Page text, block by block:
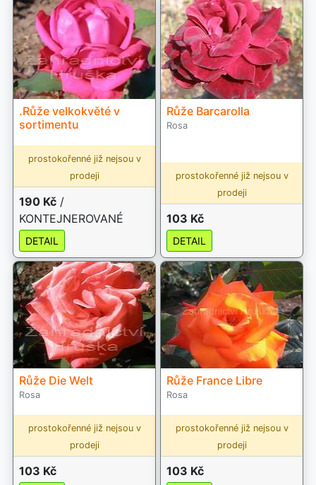
.Růže velkokvěté v
sortimentu
prostokořenné již nejsou v
prodeji
190 Kč /
KONTEJNEROVANÉ
DETAIL
Růže Barcarolla
Rosa
prostokořenné již nejsou v
prodeji
103 Kč
DETAIL
Růže Die Welt
Rosa
prostokořenné již nejsou v
prodeji
103 Kč
Růže France Libre
Rosa
prostokořenné již nejsou v
prodeji
103 Kč